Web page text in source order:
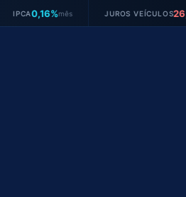
0,16%mês JUROS VEÍCULOS26,44%a.a.